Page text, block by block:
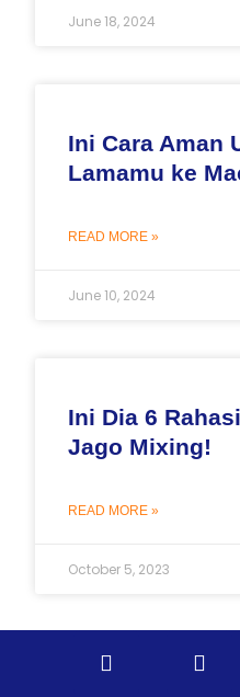
June 18, 2024
Ini Cara Aman
Lamamu ke
READ MORE »
June 10, 2024
Ini Dia 6
Jago Mixing!
READ MORE »
October 5, 2023